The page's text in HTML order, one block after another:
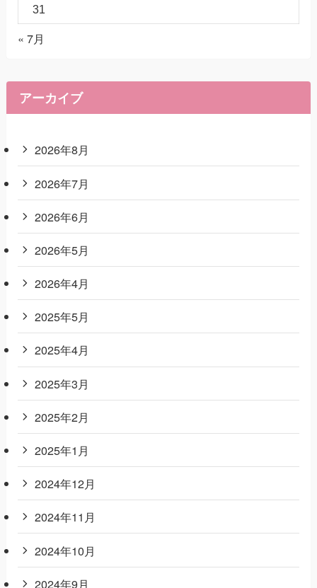
31
« 7月
アーカイブ
2026年8月
2026年7月
2026年6月
2026年5月
2026年4月
2025年5月
2025年4月
2025年3月
2025年2月
2025年1月
2024年12月
2024年11月
2024年10月
2024年9月